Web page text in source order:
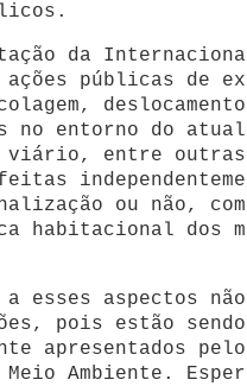
da
públicas de
no entorno do
viário, entre outras.
ou não,
habitacional dos
a esses aspectos
pois estão
apresentados
Meio Ambiente.